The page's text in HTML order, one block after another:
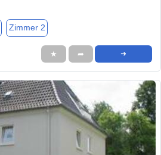
Zimmer 2
★ ➦ ➜